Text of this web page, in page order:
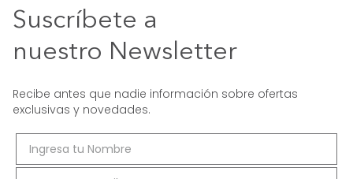
Suscríbete a
nuestro Newsletter
Recibe antes que nadie información sobre ofertas
exclusivas y novedades.